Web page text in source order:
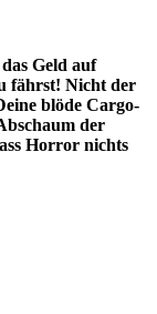
Geld auf
fährst! Nicht der
blöde Cargo-
der
Horror nichts